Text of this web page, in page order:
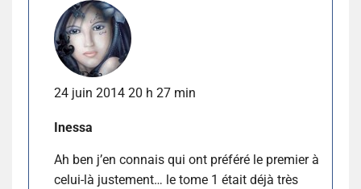
24 juin 2014 20 h 27 min
Inessa
Ah ben j’en connais qui ont préféré le premier à
celui-là justement… le tome 1 était déjà très